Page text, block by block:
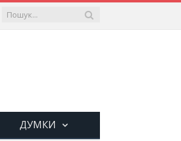
ДУМКИ